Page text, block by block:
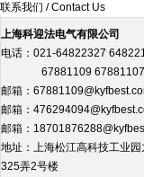
联系我们 / Contact Us
上海科迎法电气有限公司
电话：021-64822327
67881109 67881107
邮箱：
邮箱：
邮箱：
地址：上海松江高科技工业园
325弄2号楼